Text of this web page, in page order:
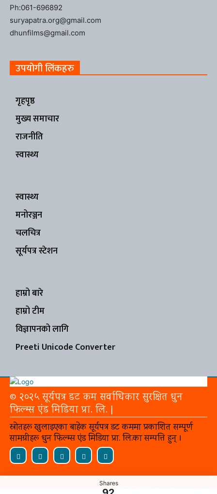
Ph:061-696892
suryapatra.org@gmail.com
dhunfilms@gmail.com
उपयोगी लिंकहरु
गृहपृष्ठ
मुख्य समाचार
राजनीति
स्वास्थ्य
स्वास्थ्य
मनोरञ्जन
चलचित्र
सूर्यपत्र स्टेशन
हाम्रो बारे
हाम्रो टीम
विज्ञापनको लागि
Preeti Unicode Converter
© २०२५ सूर्यपत्र डट कम सर्वाधिकार सुरक्षित धुन
फिल्म्स एंड मिडिया प्रा. लि. |
स्रोतहरू खुलाइएका बाहेक सूर्यपत्र डट कममा प्रकाशित सम्पूर्ण
सामग्रीहरू धुन फिल्म्स एंड मिडिया प्रा. लि.का सम्पत्ति हुन् ।
Powered by:
Shares